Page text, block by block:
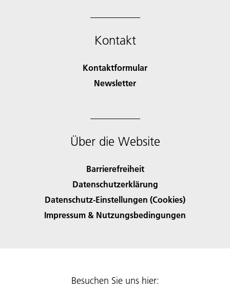
Kontakt
Kontaktformular
Newsletter
Über die Website
Barrierefreiheit
Datenschutzerklärung
Datenschutz-Einstellungen (Cookies)
Impressum & Nutzungsbedingungen
Besuchen Sie uns hier: